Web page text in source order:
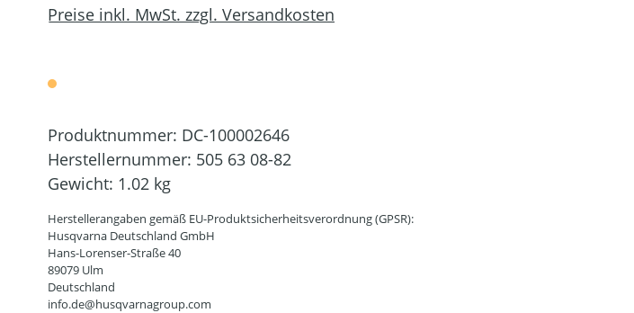
Preise inkl. MwSt. zzgl. Versandkosten
Produktnummer: DC-100002646
Herstellernummer: 505 63 08-82
Gewicht: 1.02 kg
Herstellerangaben gemäß EU-Produktsicherheitsverordnung (GPSR):
Husqvarna Deutschland GmbH
Hans-Lorenser-Straße 40
89079 Ulm
Deutschland
info.de@husqvarnagroup.com